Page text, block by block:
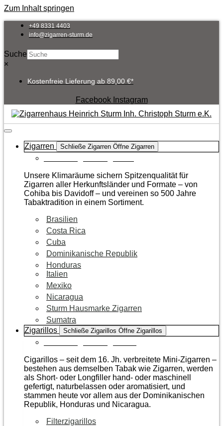
Zum Inhalt springen
+49 8331 4403
info@zigarren-sturm.de
Suche
×
Kostenfreie Lieferung ab 89,00 €*
Facebook Instagram
Zigarren Schließe Zigarren Öffne Zigarren
Unsere Klimaräume sichern Spitzenqualität für
Zigarren aller Herkunftsländer und Formate – von
Cohiba bis Davidoff – und vereinen so 500 Jahre
Tabaktradition in einem Sortiment.
Brasilien
Costa Rica
Cuba
Dominikanische Republik
Honduras
Italien
Mexiko
Nicaragua
Sturm Hausmarke Zigarren
Sumatra
Zigarillos
Schließe Zigarillos Öffne Zigarillos
Cigarillos – seit dem 16. Jh. verbreitete Mini-Zigarren –
bestehen aus demselben Tabak wie Zigarren, werden
als Short- oder Longfiller hand- oder maschinell
gefertigt, naturbelassen oder aromatisiert, und
stammen heute vor allem aus der Dominikanischen
Republik, Honduras und Nicaragua.
Filterzigarillos